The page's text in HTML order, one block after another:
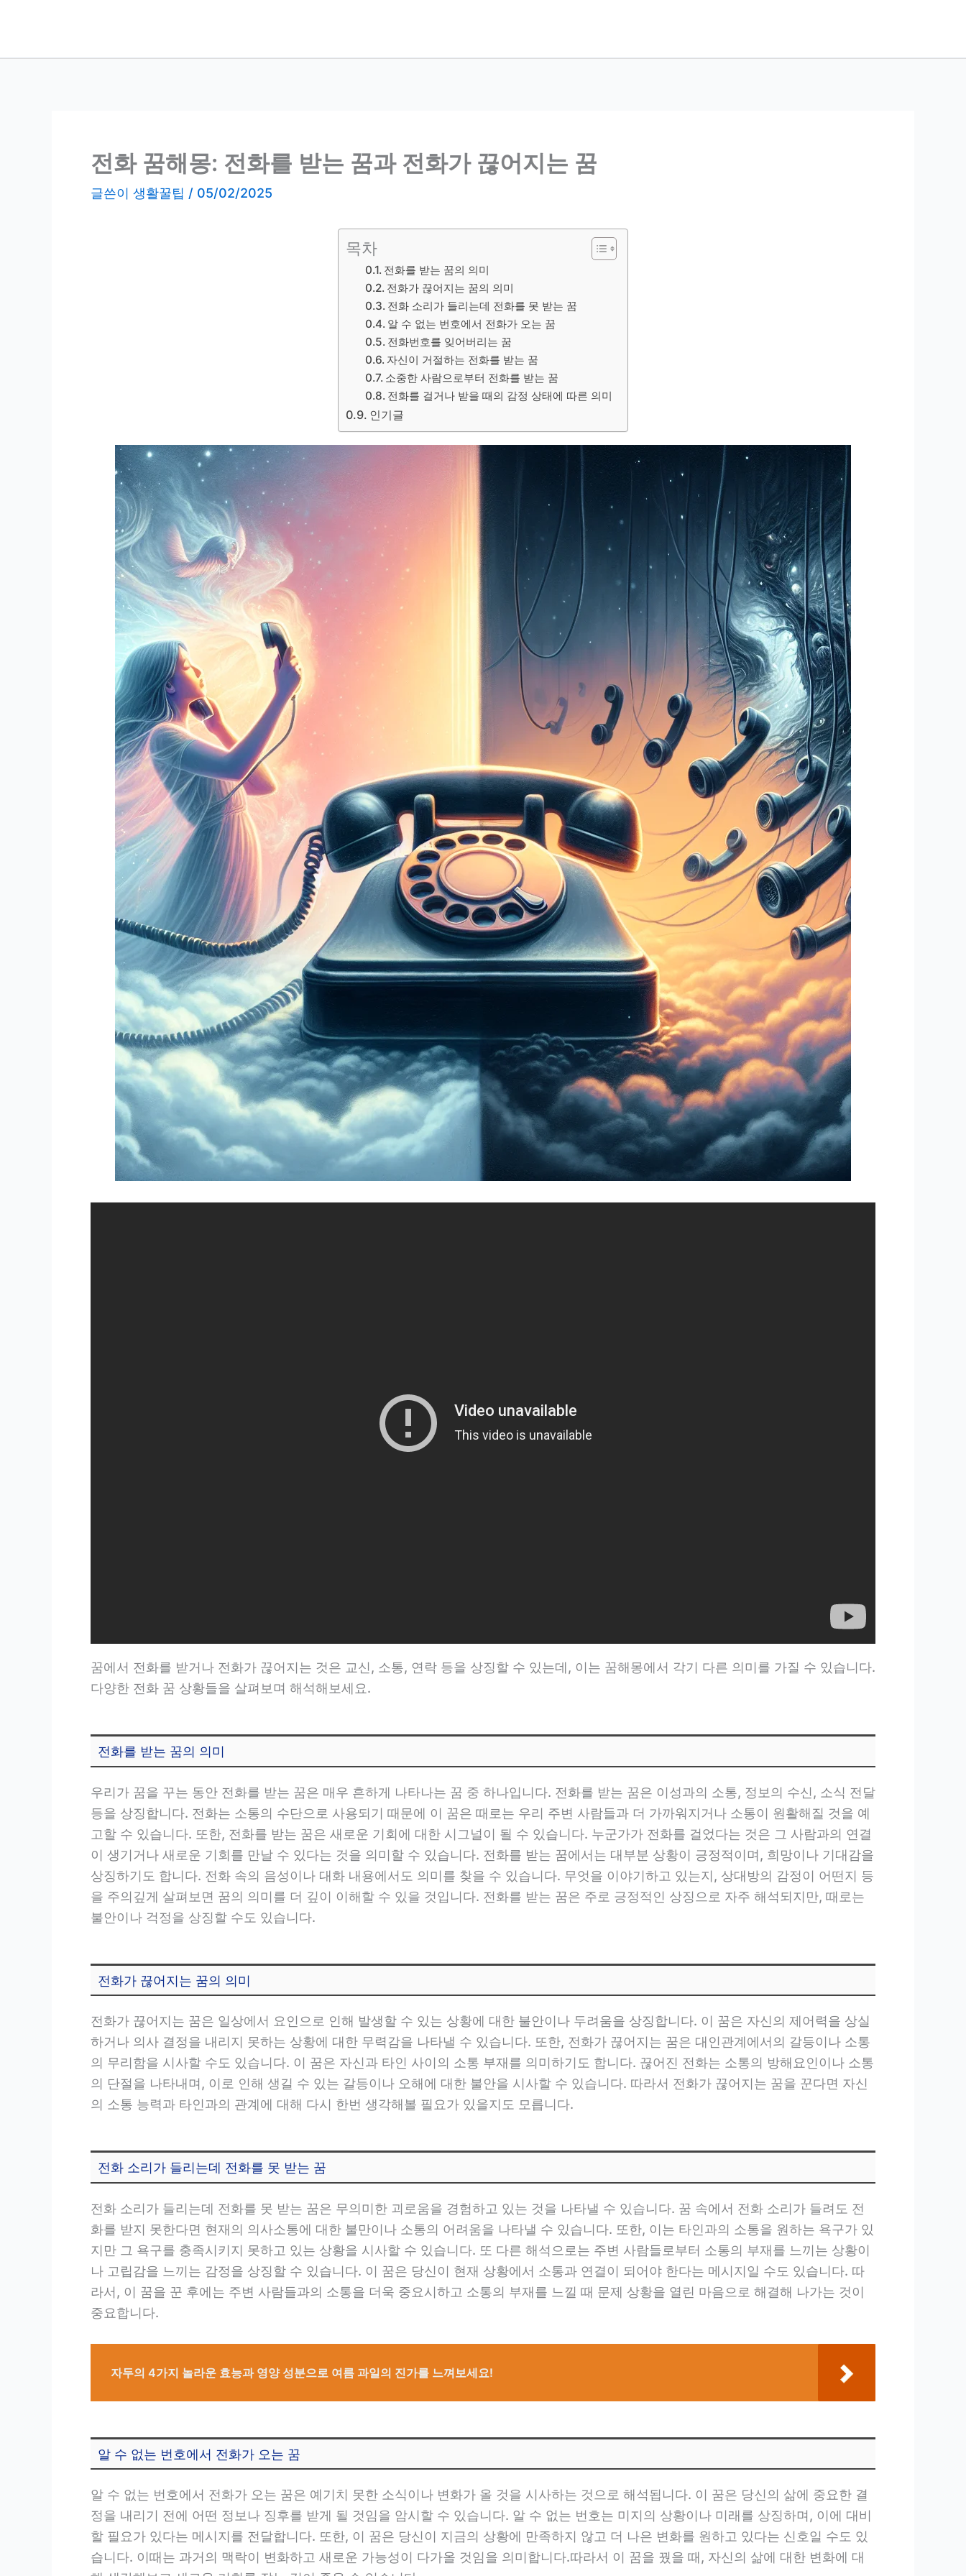
전화 꿈해몽: 전화를 받는 꿈과 전화가 끊어지는 꿈
글쓴이 생활꿀팁 / 05/02/2025
목차
전화를 받는 꿈의 의미
전화가 끊어지는 꿈의 의미
전화 소리가 들리는데 전화를 못 받는 꿈
알 수 없는 번호에서 전화가 오는 꿈
전화번호를 잊어버리는 꿈
자신이 거절하는 전화를 받는 꿈
소중한 사람으로부터 전화를 받는 꿈
전화를 걸거나 받을 때의 감정 상태에 따른 의미
인기글
꿈에서 전화를 받거나 전화가 끊어지는 것은 교신, 소통, 연락 등을 상징할 수 있는데, 이는 꿈해몽에서 각기 다른 의미를 가질 수 있습니다.
다양한 전화 꿈 상황들을 살펴보며 해석해보세요.
전화를 받는 꿈의 의미
우리가 꿈을 꾸는 동안 전화를 받는 꿈은 매우 흔하게 나타나는 꿈 중 하나입니다. 전화를 받는 꿈은 이성과의 소통, 정보의 수신, 소식 전달
등을 상징합니다. 전화는 소통의 수단으로 사용되기 때문에 이 꿈은 때로는 우리 주변 사람들과 더 가까워지거나 소통이 원활해질 것을 예
고할 수 있습니다. 또한, 전화를 받는 꿈은 새로운 기회에 대한 시그널이 될 수 있습니다. 누군가가 전화를 걸었다는 것은 그 사람과의 연결
이 생기거나 새로운 기회를 만날 수 있다는 것을 의미할 수 있습니다. 전화를 받는 꿈에서는 대부분 상황이 긍정적이며, 희망이나 기대감을
상징하기도 합니다. 전화 속의 음성이나 대화 내용에서도 의미를 찾을 수 있습니다. 무엇을 이야기하고 있는지, 상대방의 감정이 어떤지 등
을 주의깊게 살펴보면 꿈의 의미를 더 깊이 이해할 수 있을 것입니다. 전화를 받는 꿈은 주로 긍정적인 상징으로 자주 해석되지만, 때로는
불안이나 걱정을 상징할 수도 있습니다.
전화가 끊어지는 꿈의 의미
전화가 끊어지는 꿈은 일상에서 요인으로 인해 발생할 수 있는 상황에 대한 불안이나 두려움을 상징합니다. 이 꿈은 자신의 제어력을 상실
하거나 의사 결정을 내리지 못하는 상황에 대한 무력감을 나타낼 수 있습니다. 또한, 전화가 끊어지는 꿈은 대인관계에서의 갈등이나 소통
의 무리함을 시사할 수도 있습니다. 이 꿈은 자신과 타인 사이의 소통 부재를 의미하기도 합니다. 끊어진 전화는 소통의 방해요인이나 소통
의 단절을 나타내며, 이로 인해 생길 수 있는 갈등이나 오해에 대한 불안을 시사할 수 있습니다. 따라서 전화가 끊어지는 꿈을 꾼다면 자신
의 소통 능력과 타인과의 관계에 대해 다시 한번 생각해볼 필요가 있을지도 모릅니다.
전화 소리가 들리는데 전화를 못 받는 꿈
전화 소리가 들리는데 전화를 못 받는 꿈은 무의미한 괴로움을 경험하고 있는 것을 나타낼 수 있습니다. 꿈 속에서 전화 소리가 들려도 전
화를 받지 못한다면 현재의 의사소통에 대한 불만이나 소통의 어려움을 나타낼 수 있습니다. 또한, 이는 타인과의 소통을 원하는 욕구가 있
지만 그 욕구를 충족시키지 못하고 있는 상황을 시사할 수 있습니다. 또 다른 해석으로는 주변 사람들로부터 소통의 부재를 느끼는 상황이
나 고립감을 느끼는 감정을 상징할 수 있습니다. 이 꿈은 당신이 현재 상황에서 소통과 연결이 되어야 한다는 메시지일 수도 있습니다. 따
라서, 이 꿈을 꾼 후에는 주변 사람들과의 소통을 더욱 중요시하고 소통의 부재를 느낄 때 문제 상황을 열린 마음으로 해결해 나가는 것이
중요합니다.
자두의 4가지 놀라운 효능과 영양 성분으로 여름 과일의 진가를 느껴보세요!
알 수 없는 번호에서 전화가 오는 꿈
알 수 없는 번호에서 전화가 오는 꿈은 예기치 못한 소식이나 변화가 올 것을 시사하는 것으로 해석됩니다. 이 꿈은 당신의 삶에 중요한 결
정을 내리기 전에 어떤 정보나 징후를 받게 될 것임을 암시할 수 있습니다. 알 수 없는 번호는 미지의 상황이나 미래를 상징하며, 이에 대비
할 필요가 있다는 메시지를 전달합니다. 또한, 이 꿈은 당신이 지금의 상황에 만족하지 않고 더 나은 변화를 원하고 있다는 신호일 수도 있
습니다. 이때는 과거의 맥락이 변화하고 새로운 가능성이 다가올 것임을 의미합니다.따라서 이 꿈을 꿨을 때, 자신의 삶에 대한 변화에 대